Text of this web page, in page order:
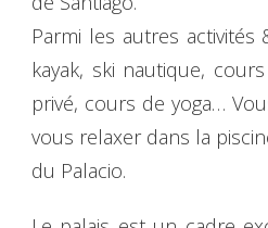
Parmi les autres activités
kayak, ski nautique,
privé, cours de yoga…
vous relaxer dans la
du Palacio.